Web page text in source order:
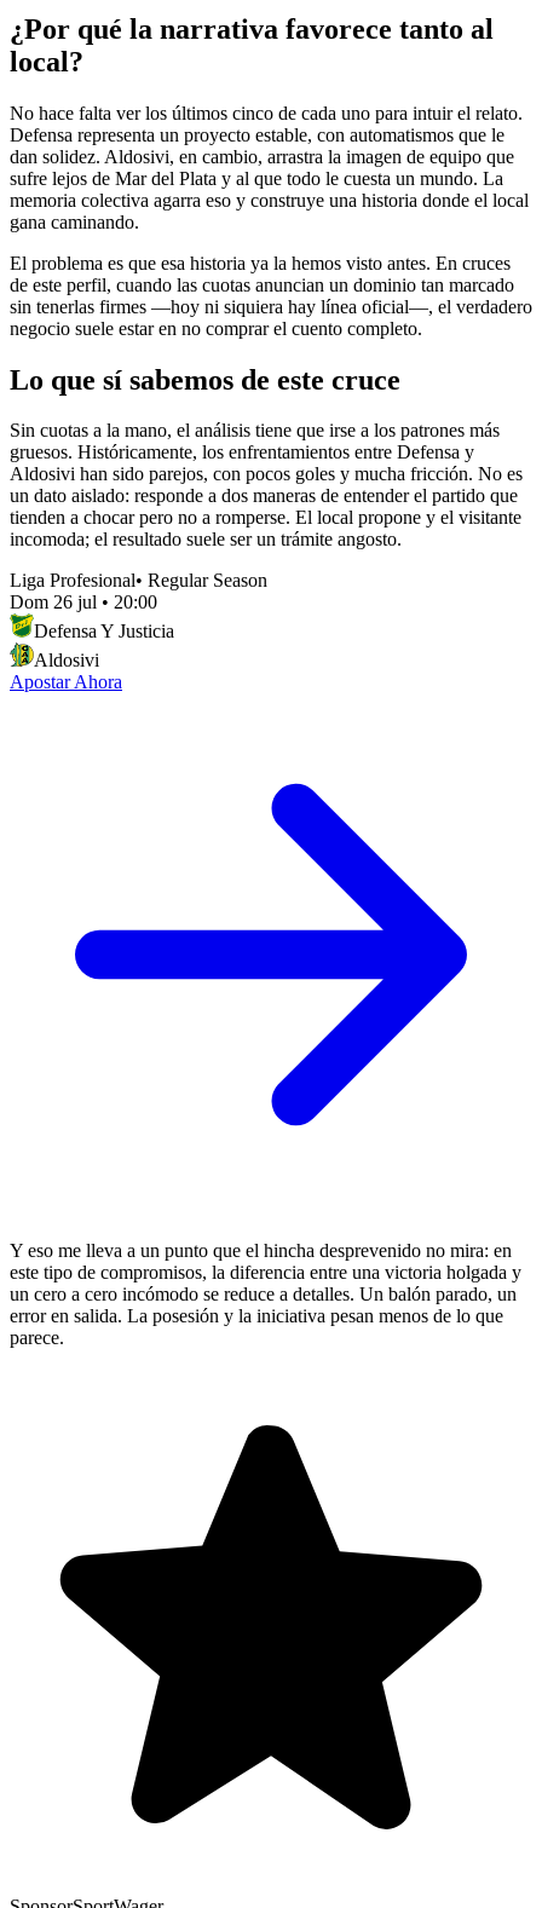
¿Por qué la narrativa favorece tanto al
local?
No hace falta ver los últimos cinco de cada uno para intuir el relato.
Defensa representa un proyecto estable, con automatismos que le
dan solidez. Aldosivi, en cambio, arrastra la imagen de equipo que
sufre lejos de Mar del Plata y al que todo le cuesta un mundo. La
memoria colectiva agarra eso y construye una historia donde el local
gana caminando.
El problema es que esa historia ya la hemos visto antes. En cruces
de este perfil, cuando las cuotas anuncian un dominio tan marcado
sin tenerlas firmes —hoy ni siquiera hay línea oficial—, el verdadero
negocio suele estar en no comprar el cuento completo.
Lo que sí sabemos de este cruce
Sin cuotas a la mano, el análisis tiene que irse a los patrones más
gruesos. Históricamente, los enfrentamientos entre Defensa y
Aldosivi han sido parejos, con pocos goles y mucha fricción. No es
un dato aislado: responde a dos maneras de entender el partido que
tienden a chocar pero no a romperse. El local propone y el visitante
incomoda; el resultado suele ser un trámite angosto.
Liga Profesional• Regular Season
Dom 26 jul • 20:00
Defensa Y Justicia
Aldosivi
Apostar Ahora
Y eso me lleva a un punto que el hincha desprevenido no mira: en
este tipo de compromisos, la diferencia entre una victoria holgada y
un cero a cero incómodo se reduce a detalles. Un balón parado, un
error en salida. La posesión y la iniciativa pesan menos de lo que
parece.